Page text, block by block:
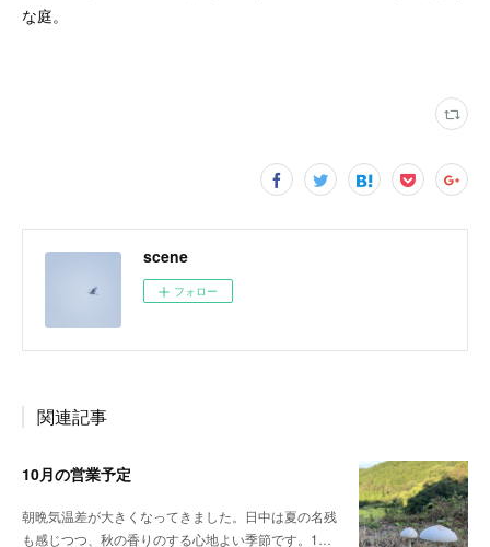
な庭。
scene
フォロー
関連記事
10月の営業予定
朝晩気温差が大きくなってきました。日中は夏の名残
も感じつつ、秋の香りのする心地よい季節です。1…